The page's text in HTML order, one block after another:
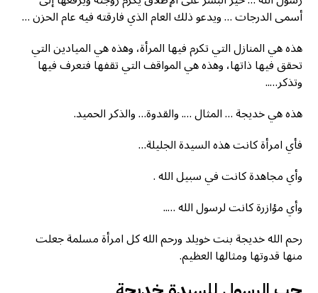
أسمى الدرجات … ويدعو ذلك العام الذي فارقته فيه عام الحزن …
هذه هي المنازل التي تكرم فيها المرأة، وهذه هي الميادين التي
تحقق فيها ذاتها، وهذه هي المواقف التي تقفها فتعرف فيها
وتذكر…..
هذه هي خديجة … المثال …. والقدوة… والذكر الحميد.
فأي امرأة كانت هذه السيدة الجليلة…
وأي مجاهدة كانت في سبيل الله .
وأي مؤازرة كانت لرسول الله …..
رحم الله خديجة بنت خويلد ورحم الله كل امرأة مسلمة جعلت
منها قدوتها ومثالها العظيم.